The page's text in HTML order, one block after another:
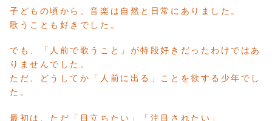
子どもの頃から、音楽は自然と日常にありました。
歌うことも好きでした。
でも、「人前で歌うこと」が特段好きだったわけではあ
りませんでした。
ただ、どうしてか「人前に出る」ことを欲する少年でし
た。
最初は、ただ「目立ちたい」「注目されたい」